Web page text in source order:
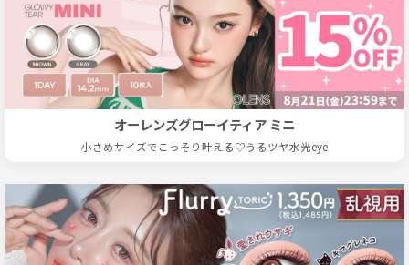
オーレンズグローイティア ミニ
小さめサイズでこっそり叶える♡うるツヤ水光eye